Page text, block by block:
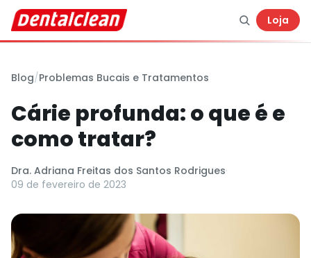
Loja
Blog/Problemas Bucais e Tratamentos
Cárie profunda: o que é e
como tratar?
Dra. Adriana Freitas dos Santos Rodrigues·
09 de fevereiro de 2023